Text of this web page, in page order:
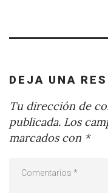
DEJA UNA
Tu dirección de
publicada. Los
marcados con *